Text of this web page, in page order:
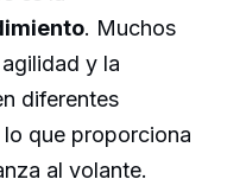
. Muchos
y la
diferentes
que proporciona
al volante.